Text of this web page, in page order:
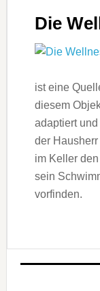
Die
ist eine
diesem
adaptiert
der
­­im Keller
sein
vorfinden.